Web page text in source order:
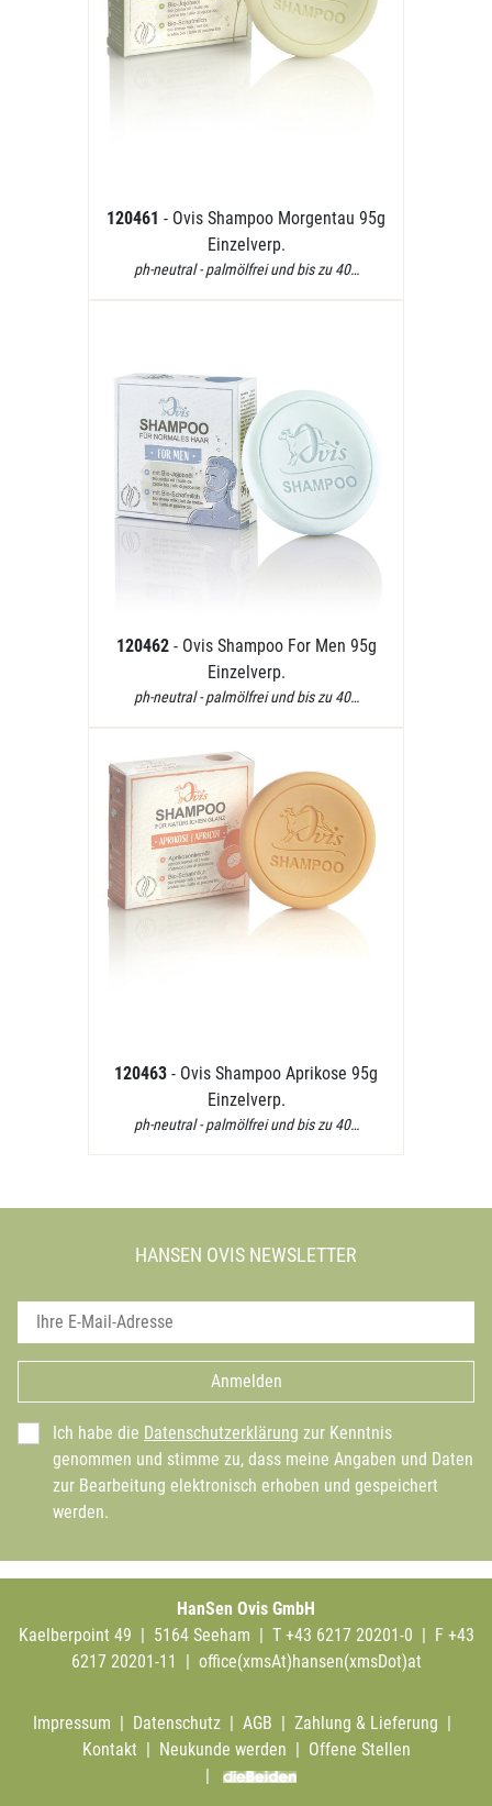
120461 - Ovis Shampoo Morgentau 95g
Einzelverp.
ph-neutral - palmölfrei und bis zu 40…
120462 - Ovis Shampoo For Men 95g
Einzelverp.
ph-neutral - palmölfrei und bis zu 40…
120463 - Ovis Shampoo Aprikose 95g
Einzelverp.
ph-neutral - palmölfrei und bis zu 40…
HANSEN OVIS NEWSLETTER
Anmelden
Ich habe die Datenschutzerklärung zur Kenntnis
genommen und stimme zu, dass meine Angaben und Daten
zur Bearbeitung elektronisch erhoben und gespeichert
werden.
HanSen Ovis GmbH
Kaelberpoint 49 | 5164 Seeham | T +43 6217 20201-0 | F +43
6217 20201-11 | office(xmsAt)hansen(xmsDot)at
Impressum | Datenschutz | AGB | Zahlung & Lieferung |
Kontakt | Neukunde werden | Offene Stellen
|